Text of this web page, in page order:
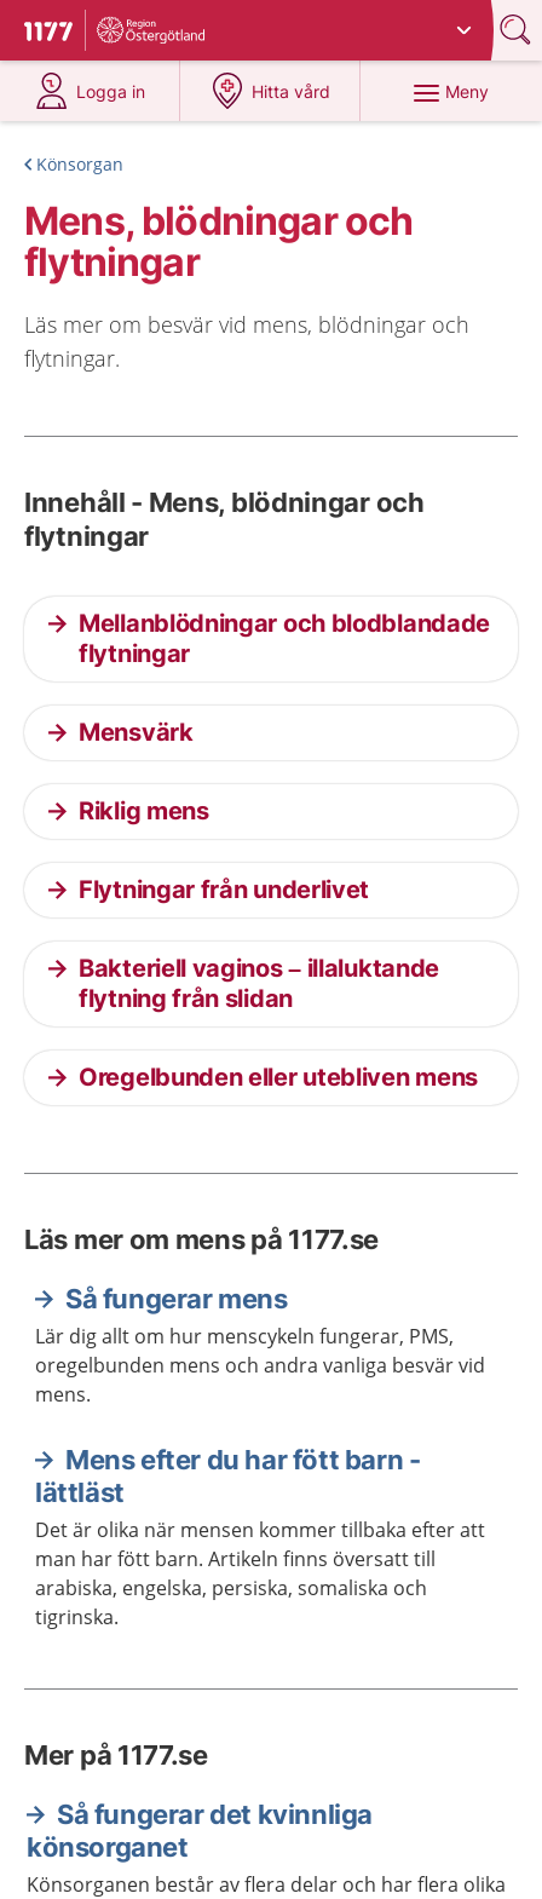
Till startsidan för 1177
Du har valt region
Logga in
på 1177.se
Hitta vård
på 1177.se
Meny
Könsorgan
Mens, blödningar och
flytningar
Läs mer om besvär vid mens, blödningar och
flytningar.
Innehåll - Mens, blödningar och
flytningar
Mellanblödningar och blodblandade
flytningar
Mensvärk
Riklig mens
Flytningar från underlivet
Bakteriell vaginos – illaluktande
flytning från slidan
Oregelbunden eller utebliven mens
Läs mer om mens på 1177.se
Så fungerar mens
Lär dig allt om hur menscykeln fungerar, PMS,
oregelbunden mens och andra vanliga besvär vid
mens.
Mens efter du har fött barn -
lättläst
Det är olika när mensen kommer tillbaka efter att
man har fött barn. Artikeln finns översatt till
arabiska, engelska, persiska, somaliska och
tigrinska.
Mer på 1177.se
Så fungerar det kvinnliga
könsorganet
Könsorganen består av flera delar och har flera olika